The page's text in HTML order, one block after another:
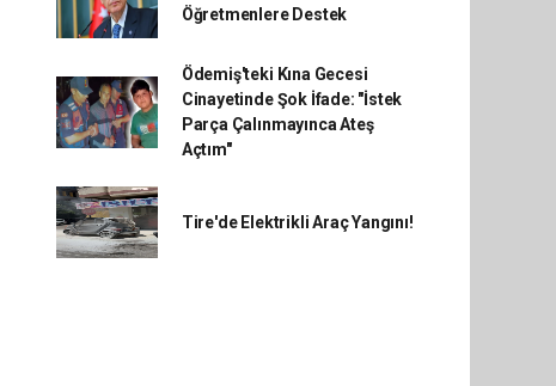
Öğretmenlere Destek
Ödemiş'teki Kına Gecesi
Cinayetinde Şok İfade: "İstek
Parça Çalınmayınca Ateş
Açtım"
Tire'de Elektrikli Araç Yangını!